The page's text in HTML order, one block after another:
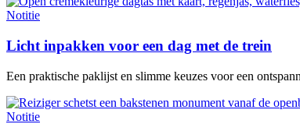
Notitie
Licht inpakken voor een dag met de trein
Een praktische paklijst en slimme keuzes voor een
Notitie